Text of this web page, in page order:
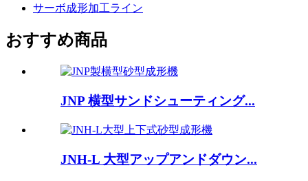
サーボ成形加工ライン
おすすめ商品
JNP 横型サンドシューティング...
JNH-L 大型アップアンドダウン...